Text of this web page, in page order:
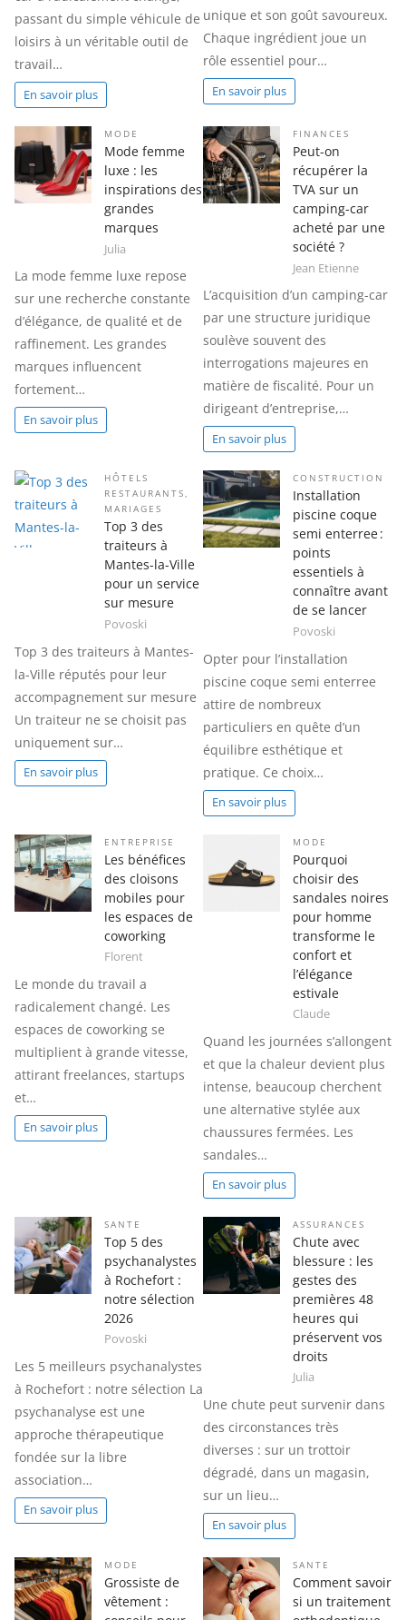
passant du simple véhicule de
loisirs à un véritable outil de
travail…
En savoir plus
unique et son goût savoureux.
Chaque ingrédient joue un
rôle essentiel pour…
En savoir plus
MODE
Mode femme
luxe : les
inspirations des
grandes
marques
Julia
La mode femme luxe repose
sur une recherche constante
d’élégance, de qualité et de
raffinement. Les grandes
marques influencent
fortement…
En savoir plus
FINANCES
Peut-on
récupérer la
TVA sur un
camping-car
acheté par une
société ?
Jean Etienne
L’acquisition d’un camping-car
par une structure juridique
soulève souvent des
interrogations majeures en
matière de fiscalité. Pour un
dirigeant d’entreprise,…
En savoir plus
HÔTELS
RESTAURANTS,
MARIAGES
Top 3 des
traiteurs à
Mantes-la-Ville
pour un service
sur mesure
Povoski
Top 3 des traiteurs à Mantes-
la-Ville réputés pour leur
accompagnement sur mesure
Un traiteur ne se choisit pas
uniquement sur…
En savoir plus
CONSTRUCTION
Installation
piscine coque
semi enterree :
points
essentiels à
connaître avant
de se lancer
Povoski
Opter pour l’installation
piscine coque semi enterree
attire de nombreux
particuliers en quête d’un
équilibre esthétique et
pratique. Ce choix…
En savoir plus
ENTREPRISE
Les bénéfices
des cloisons
mobiles pour
les espaces de
coworking
Florent
Le monde du travail a
radicalement changé. Les
espaces de coworking se
multiplient à grande vitesse,
attirant freelances, startups
et…
En savoir plus
MODE
Pourquoi
choisir des
sandales noires
pour homme
transforme le
confort et
l’élégance
estivale
Claude
Quand les journées s’allongent
et que la chaleur devient plus
intense, beaucoup cherchent
une alternative stylée aux
chaussures fermées. Les
sandales…
En savoir plus
SANTE
Top 5 des
psychanalystes
à Rochefort :
notre sélection
2026
Povoski
Les 5 meilleurs psychanalystes
à Rochefort : notre sélection La
psychanalyse est une
approche thérapeutique
fondée sur la libre
association…
En savoir plus
ASSURANCES
Chute avec
blessure : les
gestes des
premières 48
heures qui
préservent vos
droits
Julia
Une chute peut survenir dans
des circonstances très
diverses : sur un trottoir
dégradé, dans un magasin,
sur un lieu…
En savoir plus
MODE
Grossiste de
vêtement :
SANTE
Comment savoir
si un traitement